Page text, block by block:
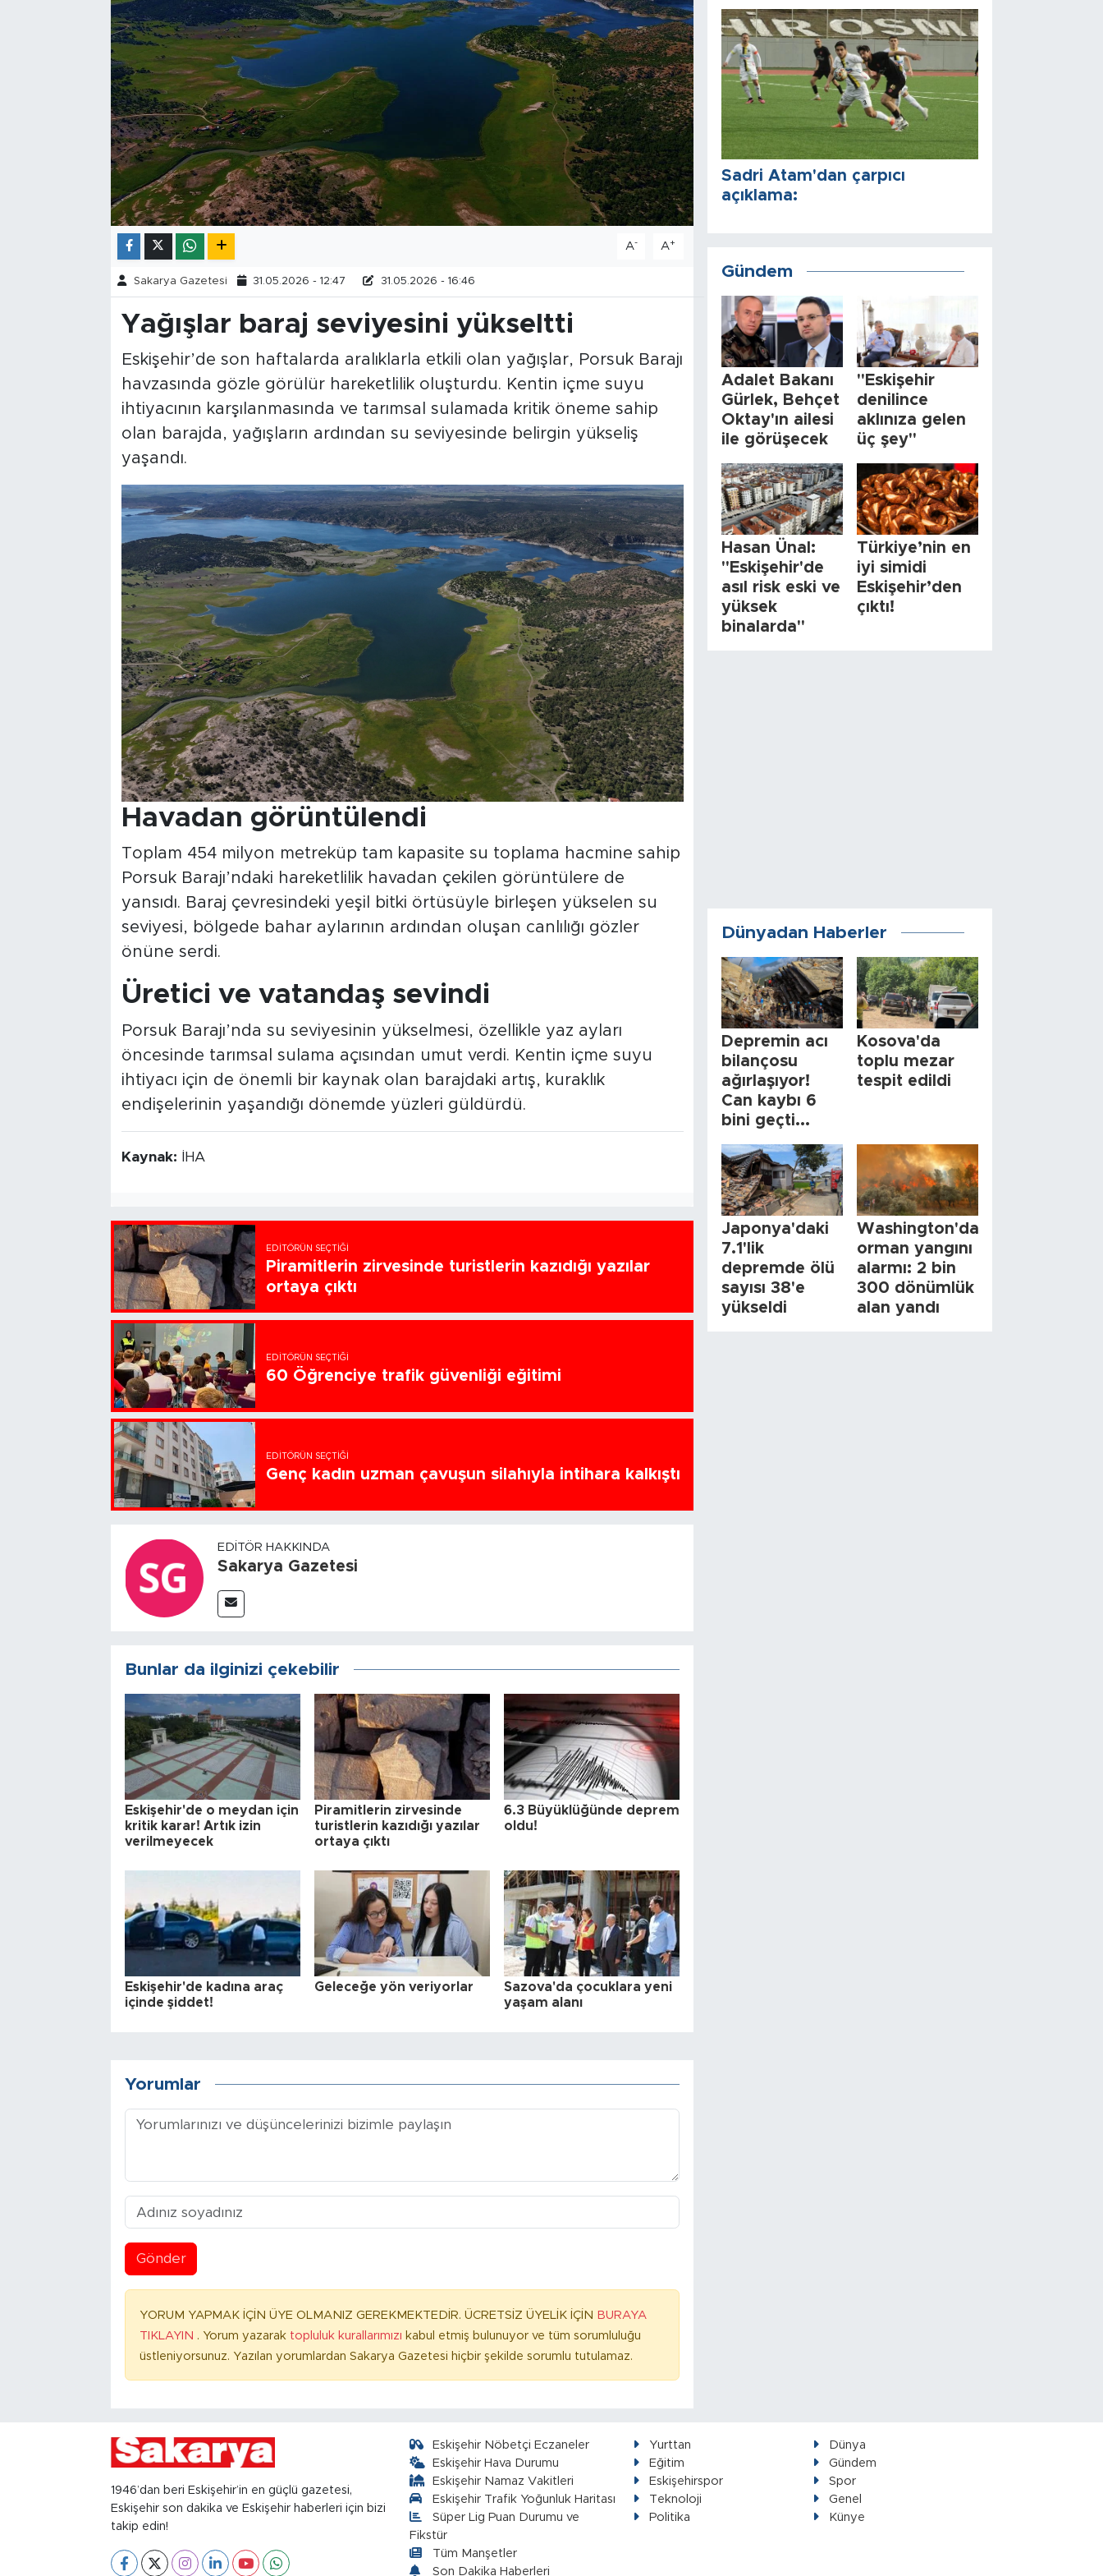
A- A+
Sakarya Gazetesi 31.05.2026 - 12:47 31.05.2026 - 16:46
Yağışlar baraj seviyesini yükseltti
Eskişehir’de son haftalarda aralıklarla etkili olan yağışlar, Porsuk Barajı
havzasında gözle görülür hareketlilik oluşturdu. Kentin içme suyu
ihtiyacının karşılanmasında ve tarımsal sulamada kritik öneme sahip
olan barajda, yağışların ardından su seviyesinde belirgin yükseliş
yaşandı.
Havadan görüntülendi
Toplam 454 milyon metreküp tam kapasite su toplama hacmine sahip
Porsuk Barajı’ndaki hareketlilik havadan çekilen görüntülere de
yansıdı. Baraj çevresindeki yeşil bitki örtüsüyle birleşen yükselen su
seviyesi, bölgede bahar aylarının ardından oluşan canlılığı gözler
önüne serdi.
Üretici ve vatandaş sevindi
Porsuk Barajı’nda su seviyesinin yükselmesi, özellikle yaz ayları
öncesinde tarımsal sulama açısından umut verdi. Kentin içme suyu
ihtiyacı için de önemli bir kaynak olan barajdaki artış, kuraklık
endişelerinin yaşandığı dönemde yüzleri güldürdü.
Kaynak: İHA
EDITÖRÜN SEÇTIĞI
Piramitlerin zirvesinde turistlerin kazıdığı yazılar
ortaya çıktı
EDITÖRÜN SEÇTIĞI
60 Öğrenciye trafik güvenliği eğitimi
EDITÖRÜN SEÇTIĞI
Genç kadın uzman çavuşun silahıyla intihara kalkıştı
EDITÖR HAKKINDA
Sakarya Gazetesi
Bunlar da ilginizi çekebilir
Eskişehir'de o meydan için
kritik karar! Artık izin
verilmeyecek
Piramitlerin zirvesinde
turistlerin kazıdığı yazılar
ortaya çıktı
6.3 Büyüklüğünde deprem
oldu!
Eskişehir'de kadına araç
içinde şiddet!
Geleceğe yön veriyorlar
Sazova'da çocuklara yeni
yaşam alanı
Yorumlar
Gönder
YORUM YAPMAK İÇİN ÜYE OLMANIZ GEREKMEKTEDİR. ÜCRETSİZ ÜYELİK İÇİN BURAYA
TIKLAYIN . Yorum yazarak topluluk kurallarımızı kabul etmiş bulunuyor ve tüm sorumluluğu
üstleniyorsunuz. Yazılan yorumlardan Sakarya Gazetesi hiçbir şekilde sorumlu tutulamaz.
Sadri Atam'dan çarpıcı
açıklama:
Gündem
Adalet Bakanı
Gürlek, Behçet
Oktay'ın ailesi
ile görüşecek
"Eskişehir
denilince
aklınıza gelen
üç şey"
Hasan Ünal:
"Eskişehir'de
asıl risk eski ve
yüksek
binalarda"
Türkiye’nin en
iyi simidi
Eskişehir’den
çıktı!
Dünyadan Haberler
Depremin acı
bilançosu
ağırlaşıyor!
Can kaybı 6
bini geçti...
Kosova'da
toplu mezar
tespit edildi
Japonya'daki
7.1'lik
depremde ölü
sayısı 38'e
yükseldi
Washington'da
orman yangını
alarmı: 2 bin
300 dönümlük
alan yandı
1946’dan beri Eskişehir’in en güçlü gazetesi,
Eskişehir son dakika ve Eskişehir haberleri için bizi
takip edin!
Eskişehir Nöbetçi Eczaneler
Eskişehir Hava Durumu
Eskişehir Namaz Vakitleri
Eskişehir Trafik Yoğunluk Haritası
Süper Lig Puan Durumu ve
Fikstür
Tüm Manşetler
Son Dakika Haberleri
Yurttan
Dünya
Eğitim
Gündem
Eskişehirspor
Spor
Teknoloji
Genel
Politika
Künye
Resmi İlanlar
Foto Şaka
Teknoloji